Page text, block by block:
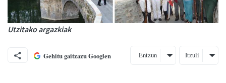
Utzitako argazkiak
Gehitu gaitzazu Googlen Entzun Itzuli